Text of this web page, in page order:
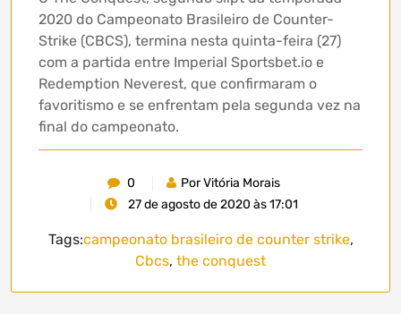
2020 do Campeonato Brasileiro de Counter-
Strike (CBCS), termina nesta quinta-feira (27)
com a partida entre Imperial Sportsbet.io e
Redemption Neverest, que confirmaram o
favoritismo e se enfrentam pela segunda vez na
final do campeonato.
0
Por Vitória Morais
27 de agosto de 2020 às 17:01
Tags:campeonato brasileiro de counter strike,
Cbcs, the conquest